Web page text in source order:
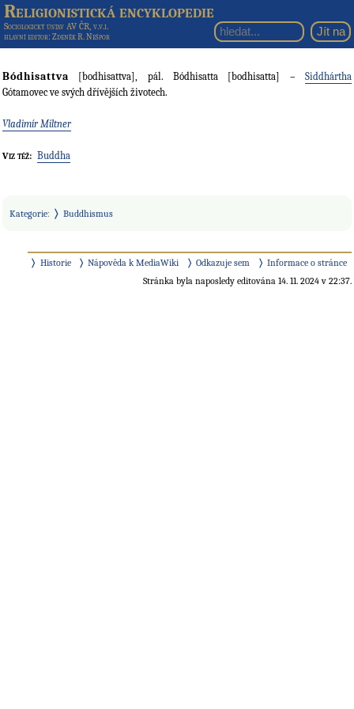
Religionistická encyklopedie
Sociologický ústav AV ČR, v.v.i.
hlavní editor: Zdeněk R. Nešpor
Bódhisattva [bodhisattva], pál. Bódhisatta [bodhisatta] – Siddhártha
Gótamovec ve svých dřívějších životech.
Vladimír Miltner
Viz též: Buddha
Kategorie: Buddhismus
Historie Nápověda k MediaWiki Odkazuje sem
Informace o stránce
Stránka byla naposledy editována 14. 11. 2024 v 22:37.